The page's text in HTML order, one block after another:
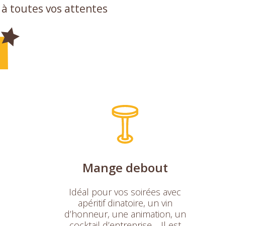
toutes vos attentes
Mange debout
Idéal pour vos soirées avec
apéritif dinatoire, un vin
d’honneur, une animation, un